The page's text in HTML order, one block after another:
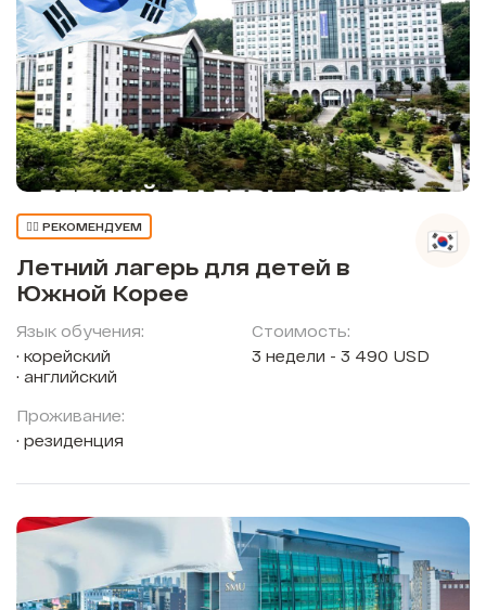
👍🏼 РЕКОМЕНДУЕМ
Летний лагерь для детей в
Южной Корее
Язык обучения:
корейский
английский
Проживание:
резиденция
Стоимость:
3 недели - 3 490 USD